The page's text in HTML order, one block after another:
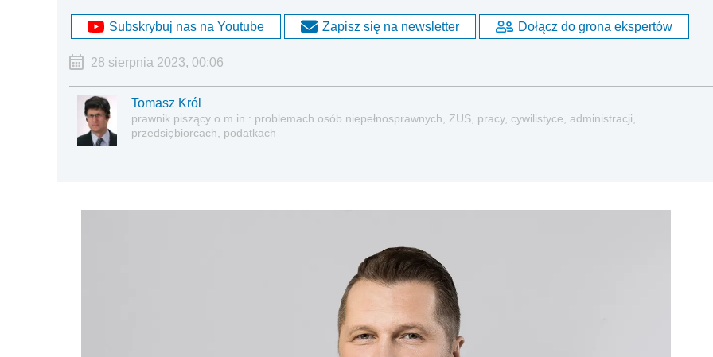
Subskrybuj nas na Youtube Zapisz się na newsletter Dołącz do grona ekspertów
28 sierpnia 2023, 00:06
Tomasz Król
prawnik piszący o m.in.: problemach osób niepełnosprawnych, ZUS, pracy, cywilistyce, administracji,
przedsiębiorcach, podatkach